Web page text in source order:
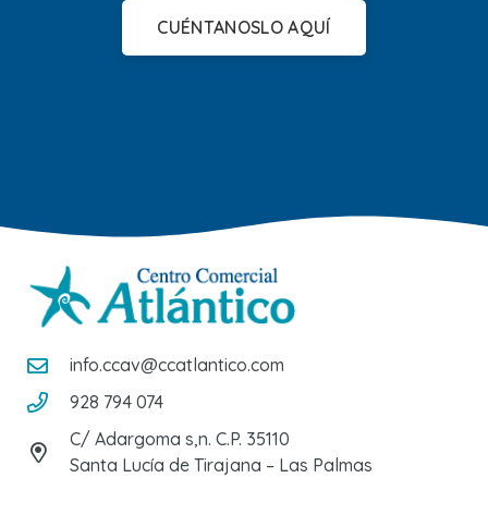
CUÉNTANOSLO AQUÍ
info.ccav@ccatlantico.com
928 794 074
C/ Adargoma s,n. C.P. 35110
Santa Lucía de Tirajana – Las Palmas